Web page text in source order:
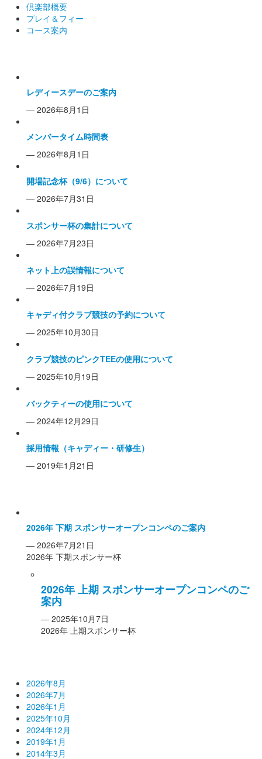
倶楽部概要
プレイ＆フィー
コース案内
レディースデーのご案内
— 2026年8月1日
メンバータイム時間表
— 2026年8月1日
開場記念杯（9/6）について
— 2026年7月31日
スポンサー杯の集計について
— 2026年7月23日
ネット上の誤情報について
— 2026年7月19日
キャディ付クラブ競技の予約について
— 2025年10月30日
クラブ競技のピンクTEEの使用について
— 2025年10月19日
バックティーの使用について
— 2024年12月29日
採用情報（キャディー・研修生）
— 2019年1月21日
2026年 下期 スポンサーオープンコンペのご案内
— 2026年7月21日
2026年 下期スポンサー杯
2026年 上期 スポンサーオープンコンペのご
案内
— 2025年10月7日
2026年 上期スポンサー杯
2026年8月
2026年7月
2026年1月
2025年10月
2024年12月
2019年1月
2014年3月